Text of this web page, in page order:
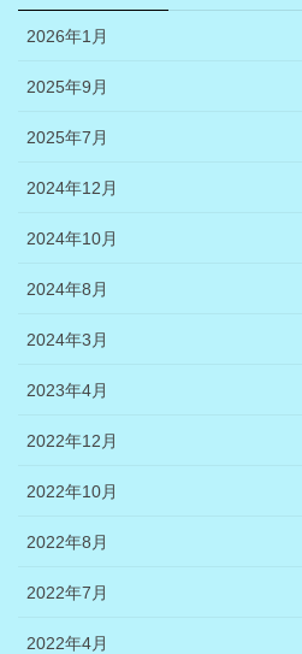
2026年1月
2025年9月
2025年7月
2024年12月
2024年10月
2024年8月
2024年3月
2023年4月
2022年12月
2022年10月
2022年8月
2022年7月
2022年4月